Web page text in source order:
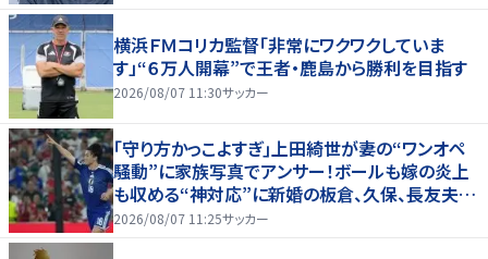
横浜ＦＭコリカ監督「非常にワクワクしていま
す」“６万人開幕”で王者・鹿島から勝利を目指す
2026/08/07 11:30サッカー
｢守り方かっこよすぎ｣上田綺世が妻の“ワンオペ
騒動”に家族写真でアンサー！ボールも嫁の炎上
も収める“神対応”に新婚の板倉、久保、長友夫妻
もエール！
2026/08/07 11:25サッカー